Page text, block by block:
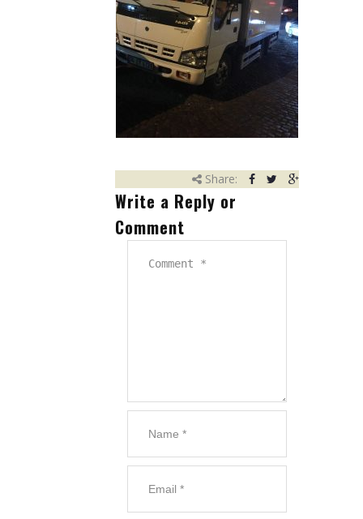
Çalışmalarımızdan Kareler
Share:
Write a Reply or
Comment